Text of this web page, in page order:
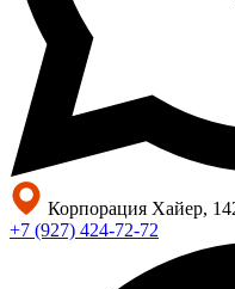
Корпорация Хайер,
+7 (927) 424-72-72